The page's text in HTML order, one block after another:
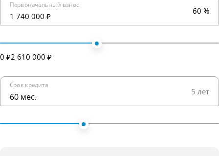
Первоначальный взнос
1 740 000 ₽
60 %
0 ₽2 610 000 ₽
Срок кредита
60 мес. 5 лет